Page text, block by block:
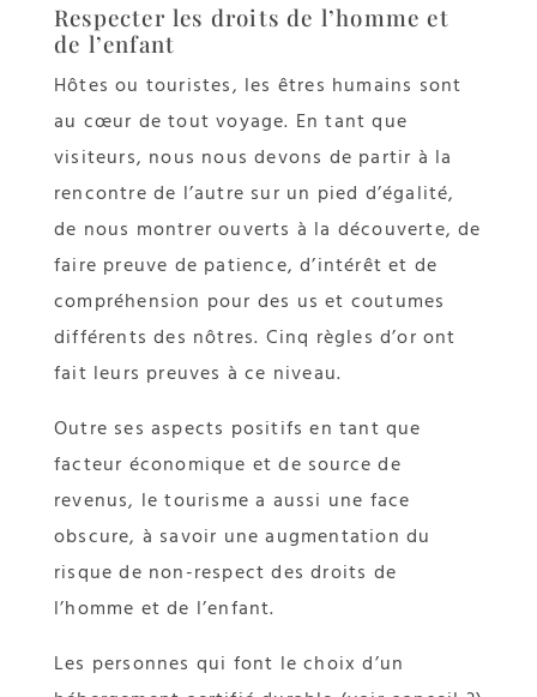
Respecter les droits de l’homme et
de l’enfant
Hôtes ou touristes, les êtres humains sont
au cœur de tout voyage. En tant que
visiteurs, nous nous devons de partir à la
rencontre de l’autre sur un pied d’égalité,
de nous montrer ouverts à la découverte, de
faire preuve de patience, d’intérêt et de
compréhension pour des us et coutumes
différents des nôtres. Cinq règles d’or ont
fait leurs preuves à ce niveau.
Outre ses aspects positifs en tant que
facteur économique et de source de
revenus, le tourisme a aussi une face
obscure, à savoir une augmentation du
risque de non-respect des droits de
l’homme et de l’enfant.
Les personnes qui font le choix d’un